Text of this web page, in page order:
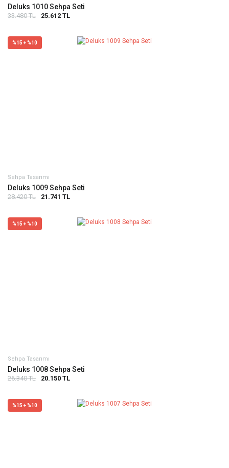
Deluks 1010 Sehpa Seti
33.480 TL 25.612 TL
%15 + %10
Sehpa Tasarımı
Deluks 1009 Sehpa Seti
28.420 TL 21.741 TL
%15 + %10
Sehpa Tasarımı
Deluks 1008 Sehpa Seti
26.340 TL 20.150 TL
%15 + %10